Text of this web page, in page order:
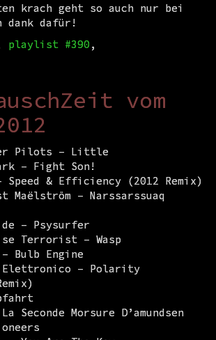
krach geht so auch nur bei
dafür!
playlist #390 ,
vom
Pilots – Little
– Fight Son!
& Efficiency (2012 Remix)
Maëlström – Narssarssuaq
– Psysurfer
Terrorist – Wasp
Bulb Engine
– Polarity
Seconde Morsure D’amundsen